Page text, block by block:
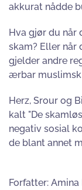
akkurat nådde
Hva gjør du når
skam? Eller når
gjelder andre
ærbar muslimsk
Herz, Srour og
kalt "De
negativ sosial
de blant annet
Forfatter: